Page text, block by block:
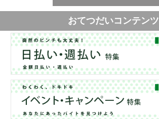
おてつだいコンテンツ